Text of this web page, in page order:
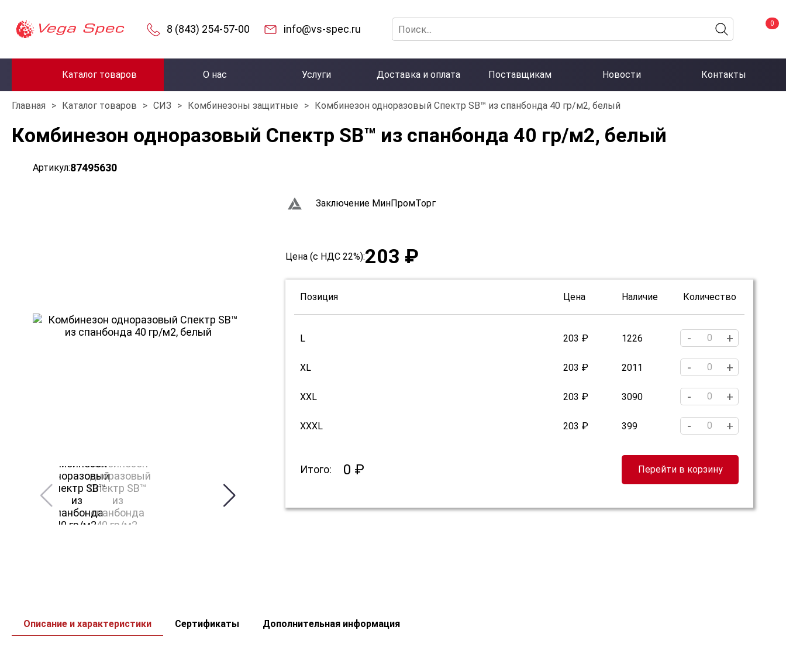
8 (843) 254-57-00 info@vs-spec.ru 0
Каталог товаров О нас Услуги Доставка и оплата Поставщикам Новости Контакты
Главная > Каталог товаров > СИЗ > Комбинезоны защитные > Комбинезон одноразовый Спектр SB™ из спанбонда 40 гр/м2, белый
Комбинезон одноразовый Спектр SB™ из спанбонда 40 гр/м2, белый
Артикул:87495630
Заключение МинПромТорг
Цена (с НДС 22%):203 ₽
Позиция Цена Наличие Количество
L 203 ₽ 1226 - +
XL 203 ₽ 2011 - +
XXL 203 ₽ 3090 - +
XXXL 203 ₽ 399 - +
Итого: 0 ₽ Перейти в корзину
Описание и характеристики Сертификаты Дополнительная информация